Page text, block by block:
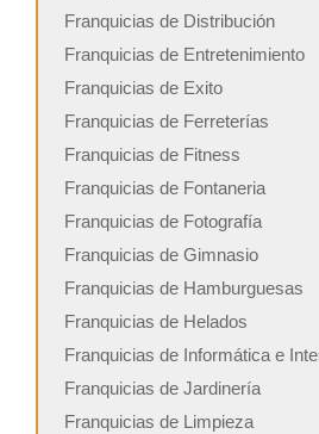
Franquicias de Distribución
Franquicias de Entretenimiento
Franquicias de Exito
Franquicias de Ferreterías
Franquicias de Fitness
Franquicias de Fontaneria
Franquicias de Fotografía
Franquicias de Gimnasio
Franquicias de Hamburguesas
Franquicias de Helados
Franquicias de Informática e
Franquicias de Jardinería
Franquicias de Limpieza